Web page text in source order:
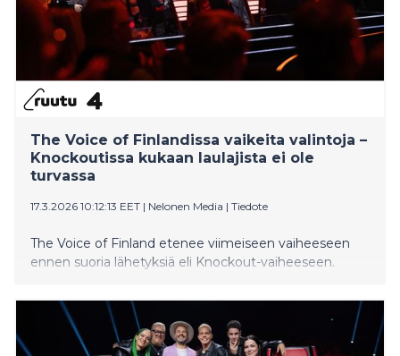
The Voice of Finlandissa vaikeita valintoja –
Knockoutissa kukaan laulajista ei ole
turvassa
17.3.2026 10:12:13 EET | Nelonen Media | Tiedote
The Voice of Finland etenee viimeiseen vaiheeseen
ennen suoria lähetyksiä eli Knockout-vaiheeseen.